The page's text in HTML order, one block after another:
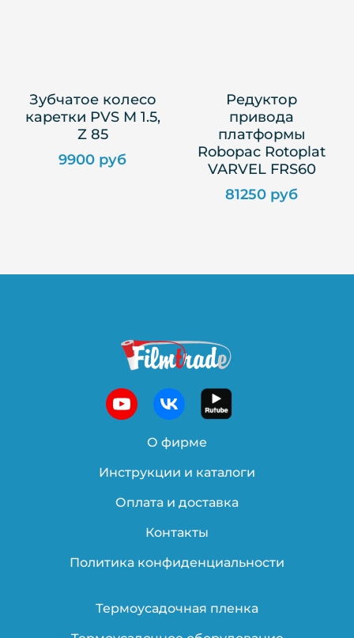
Зубчатое колесо
каретки PVS M 1.5,
Z 85
9900 руб
Редуктор
привода
платформы
Robopac Rotoplat
VARVEL FRS60
81250 руб
О фирме
Инструкции и каталоги
Оплата и доставка
Контакты
Политика конфиденциальности
Термоусадочная пленка